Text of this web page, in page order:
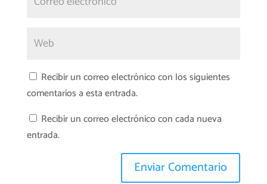
Recibir un correo electrónico con los siguientes
comentarios a esta entrada.
Recibir un correo electrónico con cada nueva
entrada.